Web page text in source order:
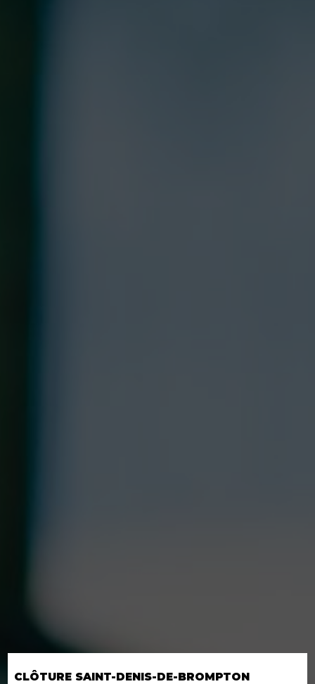
CLÔTURE SAINT-DENIS-DE-BROMPTON